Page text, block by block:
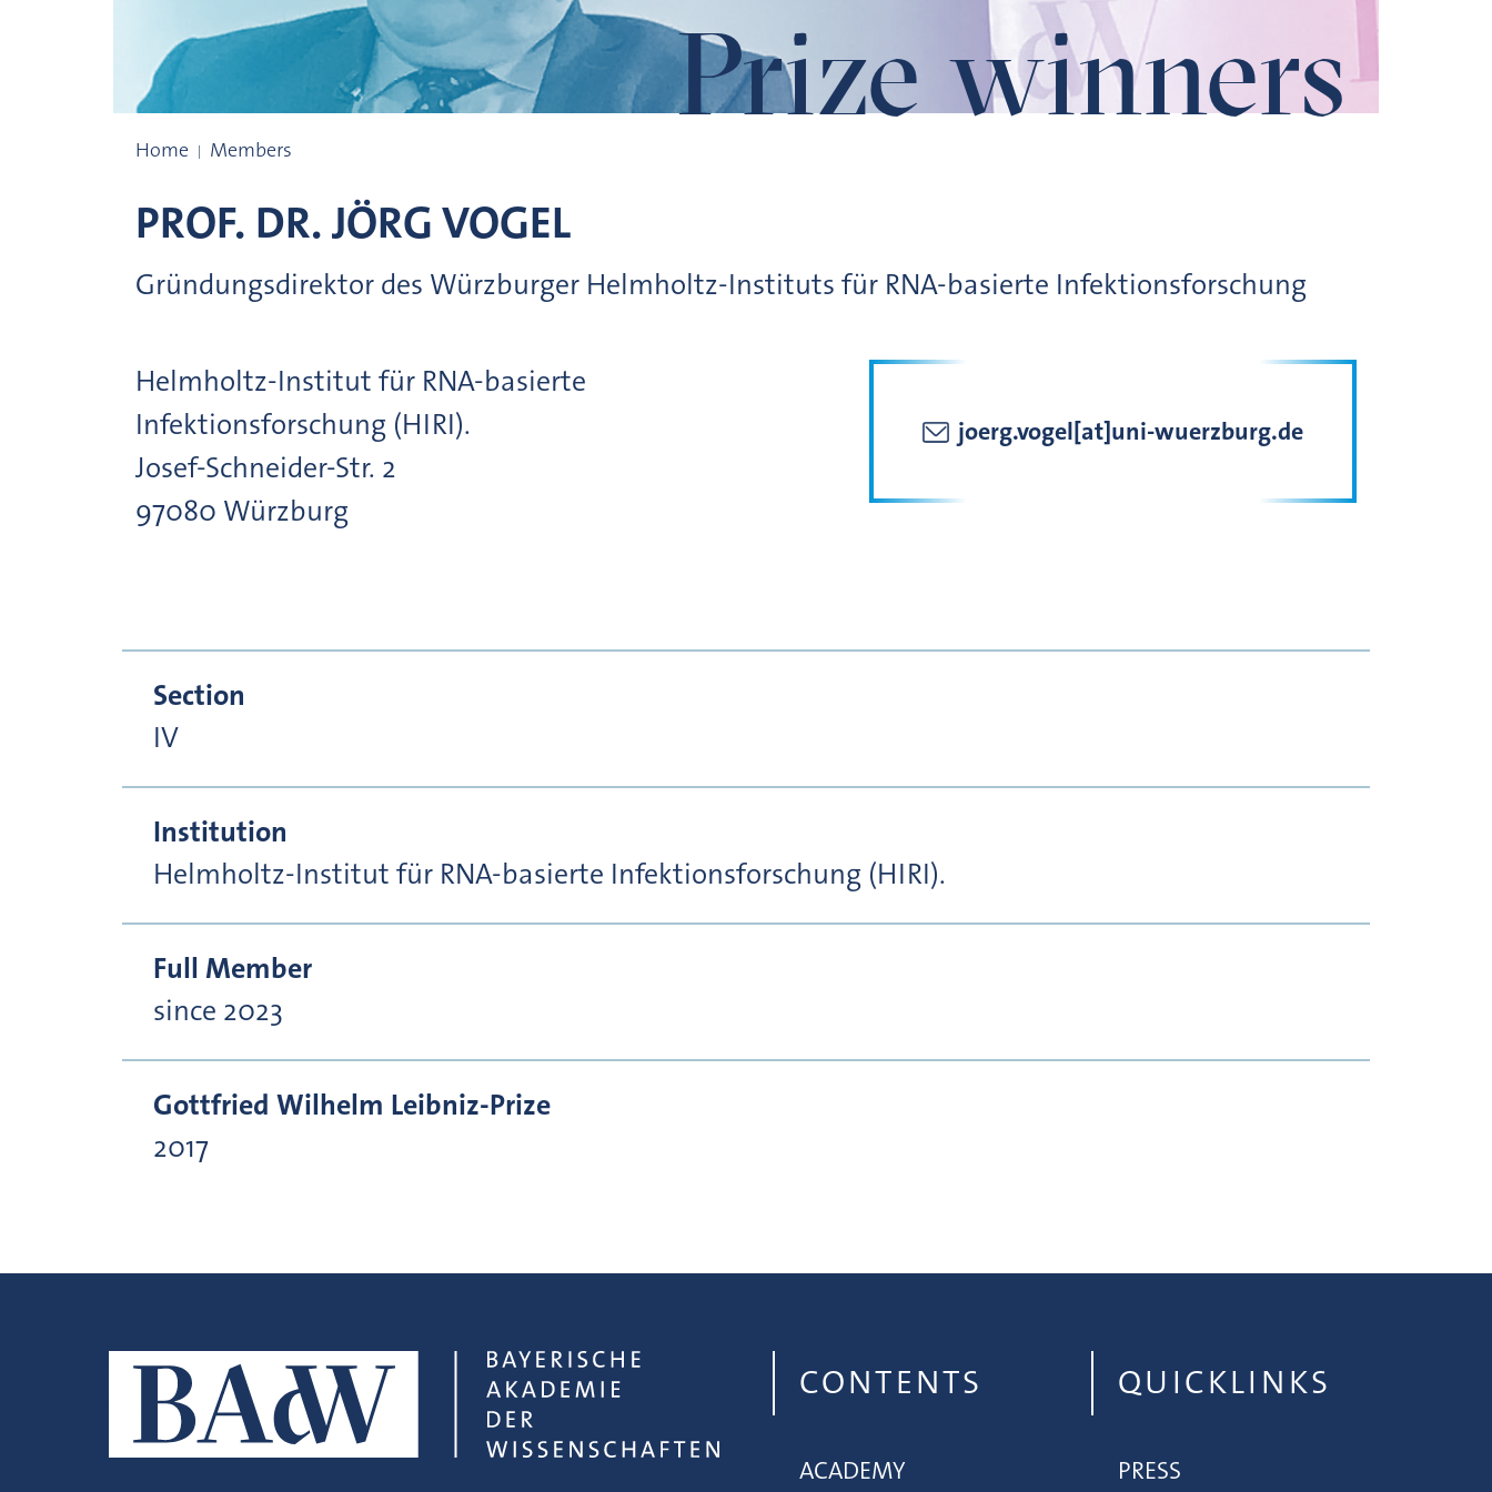
Prize winners
Home Members
PROF. DR.JÖRGVOGEL
Gründungsdirektor des Würzburger Helmholtz-Instituts für RNA-basierte Infektionsforschung
Helmholtz-Institut für RNA-basierte
Infektionsforschung (HIRI).
Josef-Schneider-Str. 2
97080 Würzburg
joerg.vogel[at]uni-wuerzburg.de
Section
IV
Institution
Helmholtz-Institut für RNA-basierte Infektionsforschung (HIRI).
Full Member
since 2023
Gottfried Wilhelm Leibniz-Prize
2017
CONTENTS
ACADEMY
QUICKLINKS
PRESS